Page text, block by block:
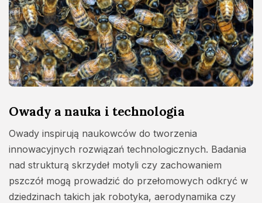
Owady a nauka i technologia
Owady inspirują naukowców do tworzenia
innowacyjnych rozwiązań technologicznych. Badania
nad strukturą skrzydeł motyli czy zachowaniem
pszczół mogą prowadzić do przełomowych odkryć w
dziedzinach takich jak robotyka, aerodynamika czy